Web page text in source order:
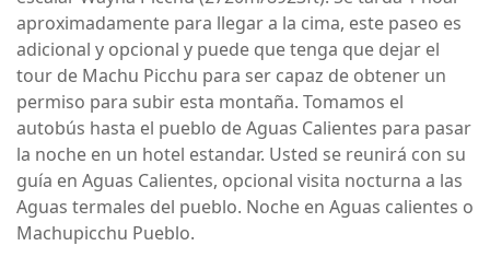
aproximadamente para llegar a la cima, este paseo es
adicional y opcional y puede que tenga que dejar el
tour de Machu Picchu para ser capaz de obtener un
permiso para subir esta montaña. Tomamos el
autobús hasta el pueblo de Aguas Calientes para pasar
la noche en un hotel estandar. Usted se reunirá con su
guía en Aguas Calientes, opcional visita nocturna a las
Aguas termales del pueblo. Noche en Aguas calientes o
Machupicchu Pueblo.